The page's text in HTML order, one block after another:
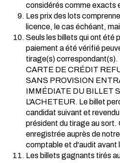
considérés comme exacts
Les prix des lots
licence, le cas échéant,
Seuls les billets qui ont été
paiement a été vérifié
tirage(s)
CARTE DE CRÉDIT
SANS PROVISION
IMMÉDIATE DU BILLET
L'ACHETEUR. Le billet
candidat suivant et
président du tirage au
enregistrée auprès de
comptable et d'audit avant
Les billets gagnants tirés